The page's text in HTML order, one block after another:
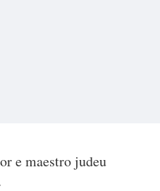
e maestro judeu